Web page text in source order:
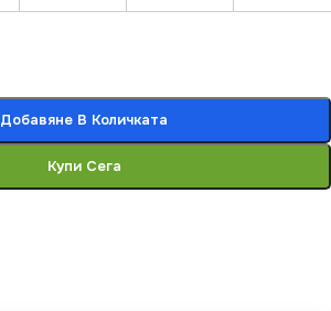
Добавяне В Количката
Купи Сега